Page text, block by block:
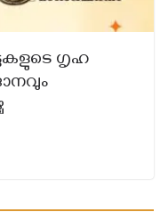
ഗൃഹ